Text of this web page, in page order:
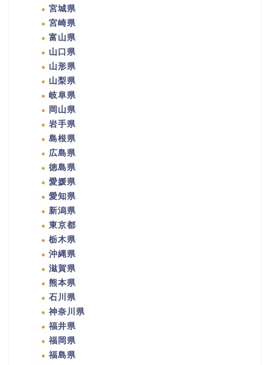
宮城県
宮崎県
富山県
山口県
山形県
山梨県
岐阜県
岡山県
岩手県
島根県
広島県
徳島県
愛媛県
愛知県
新潟県
東京都
栃木県
沖縄県
滋賀県
熊本県
石川県
神奈川県
福井県
福岡県
福島県